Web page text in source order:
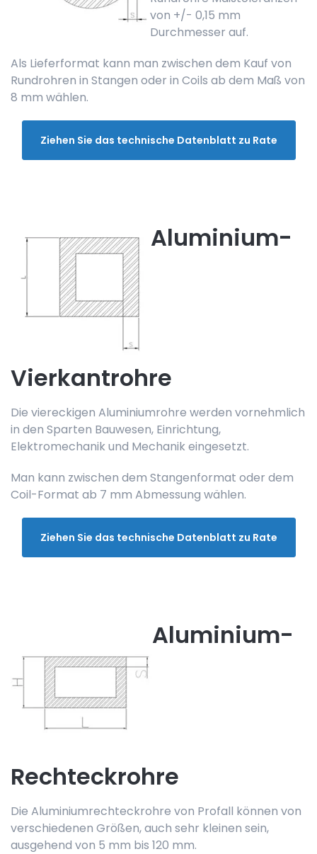
von +/- 0,15 mm
Durchmesser auf.
Als Lieferformat kann man zwischen dem Kauf von
Rundrohren in Stangen oder in Coils ab dem Maß von
8 mm wählen.
Ziehen Sie das technische Datenblatt zu Rate
Aluminium-
Vierkantrohre
Die viereckigen Aluminiumrohre werden vornehmlich
in den Sparten Bauwesen, Einrichtung,
Elektromechanik und Mechanik eingesetzt.
Man kann zwischen dem Stangenformat oder dem
Coil-Format ab 7 mm Abmessung wählen.
Ziehen Sie das technische Datenblatt zu Rate
Aluminium-
Rechteckrohre
Die Aluminiumrechteckrohre von Profall können von
verschiedenen Größen, auch sehr kleinen sein,
ausgehend von 5 mm bis 120 mm.